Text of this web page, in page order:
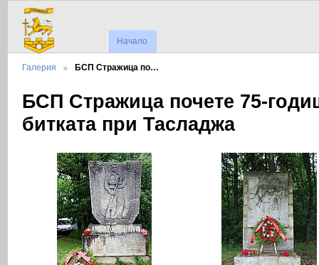
Начало
Галерия БСП Стражица по…
БСП Стражица почете 75-
битката при Тасладжа